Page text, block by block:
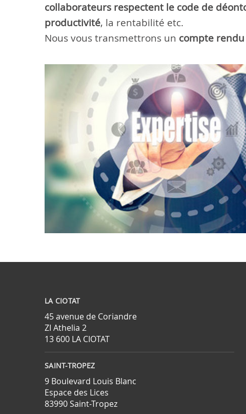
collaborateurs respectent le code de
productivité, la rentabilité etc.
Nous vous transmettrons un compte
LA CIOTAT
45 avenue de Coriandre
ZI Athelia 2
13 600 LA CIOTAT
SAINT-TROPEZ
9 Boulevard Louis Blanc
Espace des Lices
83990 Saint-Tropez